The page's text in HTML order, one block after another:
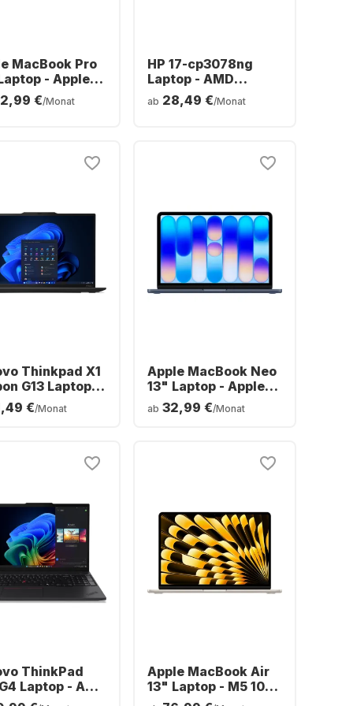
MacBook Pro
- Apple
- 24 GB - 1 TB
Apple 20-Core
€/Monat
HP 17-cp3078ng
Laptop - AMD
Ryzen™ 7 7730U - 16
GB - 512 GB SSD -
ab 28,49 €/Monat
Thinkpad X1
G13 Laptop -
Core™ Ultra 7-
- 32 GB - 1 TB
€/Monat
Apple MacBook Neo
13" Laptop - Apple
A18 Pro - 8 GB - 512
GB SSD - Apple 5-
ab 32,99 €/Monat
ThinkPad
Laptop - AMD
7 AI 350 - 32
Apple MacBook Air
13" Laptop - M5 10-
Core - 16 GB - 1 TB